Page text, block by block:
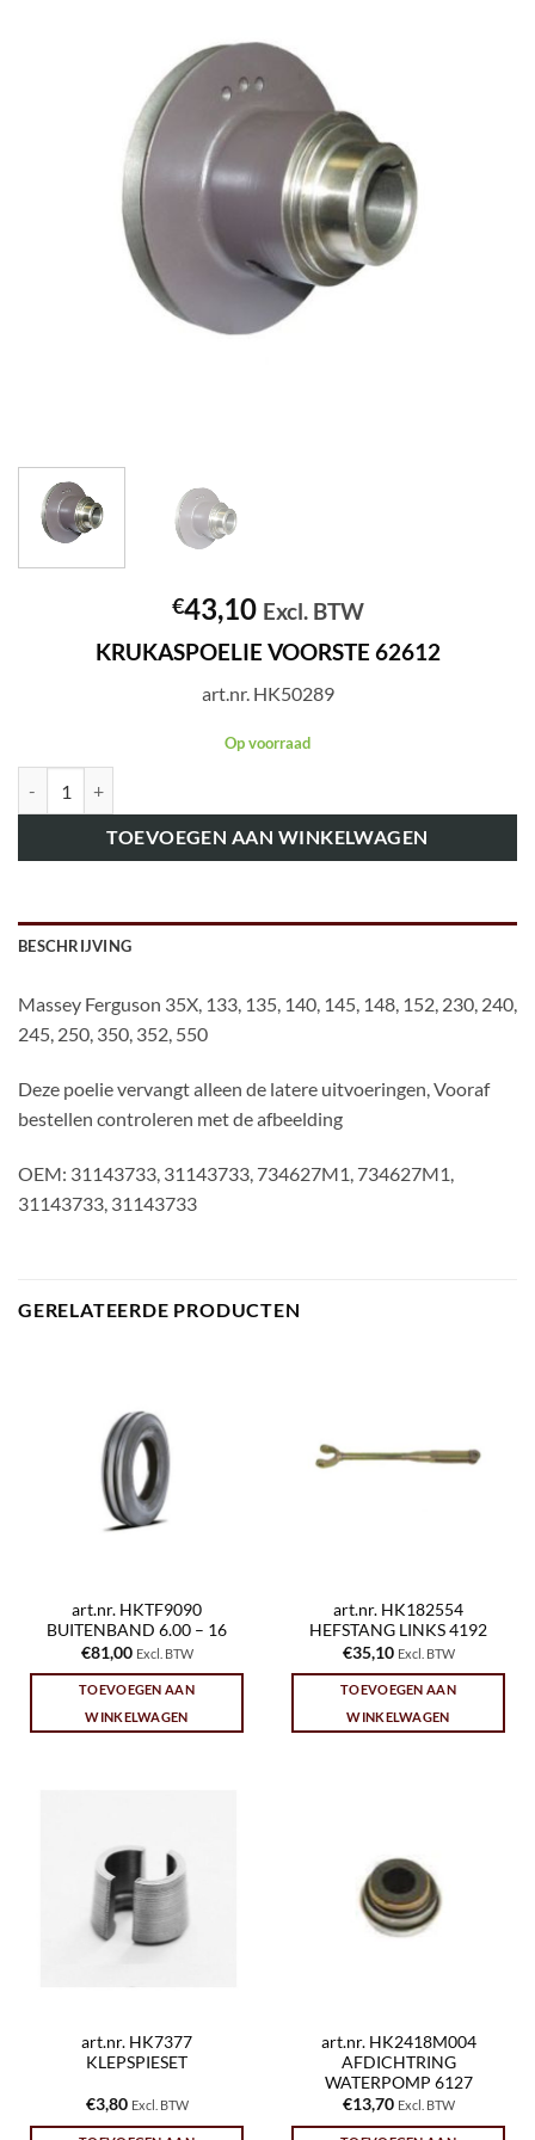
€43,10 Excl. BTW
KRUKASPOELIE VOORSTE 62612
art.nr. HK50289
Op voorraad
TOEVOEGEN AAN WINKELWAGEN
BESCHRIJVING
Massey Ferguson 35X, 133, 135, 140, 145, 148, 152, 230, 240,
245, 250, 350, 352, 550
Deze poelie vervangt alleen de latere uitvoeringen, Vooraf
bestellen controleren met de afbeelding
OEM: 31143733, 31143733, 734627M1, 734627M1,
31143733, 31143733
GERELATEERDE PRODUCTEN
art.nr. HKTF9090
BUITENBAND 6.00 – 16
€81,00 Excl. BTW
TOEVOEGEN AAN
WINKELWAGEN
art.nr. HK182554
HEFSTANG LINKS 4192
€35,10 Excl. BTW
TOEVOEGEN AAN
WINKELWAGEN
art.nr. HK7377
KLEPSPIESET
€3,80 Excl. BTW
art.nr. HK2418M004
AFDICHTRING
WATERPOMP 6127
€13,70 Excl. BTW